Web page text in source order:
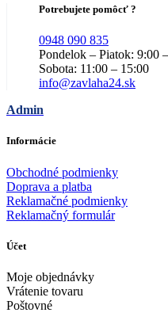
Potrebujete pomôcť ?
0948 090 835
Pondelok – Piatok: 9:00
Sobota: 11:00 – 15:00
info@zavlaha24.sk
Admin
Informácie
Obchodné podmienky
Doprava a platba
Reklamačné podmienky
Reklamačný formulár
Účet
Moje objednávky
Vrátenie tovaru
Poštovné